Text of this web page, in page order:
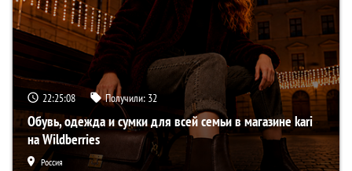
22:25:07 Получили: 32
Обувь, одежда и сумки для всей семьи в магазине kari
на Wildberries
Россия